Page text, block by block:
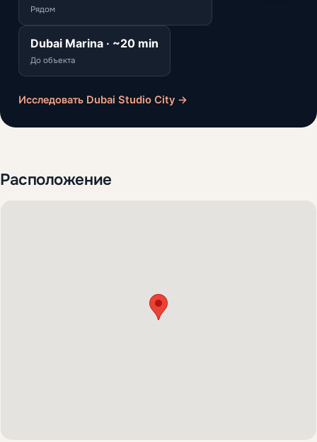
Рядом
Dubai Marina · ~20 min
До объекта
Исследовать Dubai Studio City →
Расположение